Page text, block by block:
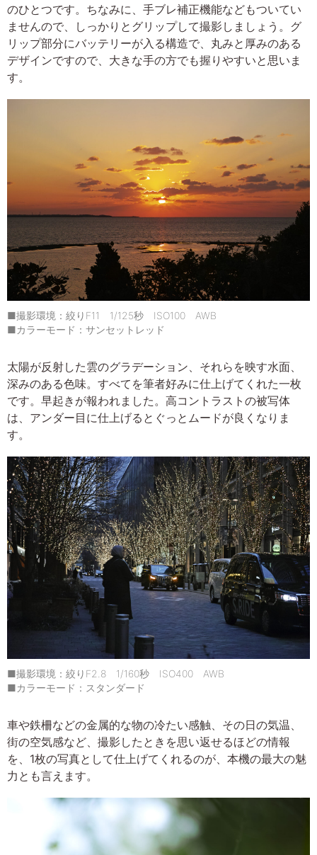
のひとつです。ちなみに、手ブレ補正機能などもついてい
ませんので、しっかりとグリップして撮影しましょう。グ
リップ部分にバッテリーが入る構造で、丸みと厚みのある
デザインですので、大きな手の方でも握りやすいと思いま
す。
■撮影環境：絞りF11 1/125秒 ISO100 AWB
■カラーモード：サンセットレッド
太陽が反射した雲のグラデーション、それらを映す水面、
深みのある色味。すべてを筆者好みに仕上げてくれた一枚
です。早起きが報われました。高コントラストの被写体
は、アンダー目に仕上げるとぐっとムードが良くなりま
す。
■撮影環境：絞りF2.8 1/160秒 ISO400 AWB
■カラーモード：スタンダード
車や鉄柵などの金属的な物の冷たい感触、その日の気温、
街の空気感など、撮影したときを思い返せるほどの情報
を、1枚の写真として仕上げてくれるのが、本機の最大の魅
力とも言えます。